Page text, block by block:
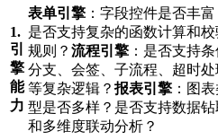
1.
引
擎
能
力
表单引擎 ：字段控件是否丰富
是否支持复杂的函数计算和校
规则？ 流程引擎 ：是否支持
分支、会签、子流程、超时处
等复杂逻辑？ 报表引擎 ：图
型是否多样？是否支持数据钻
和多维度联动分析？